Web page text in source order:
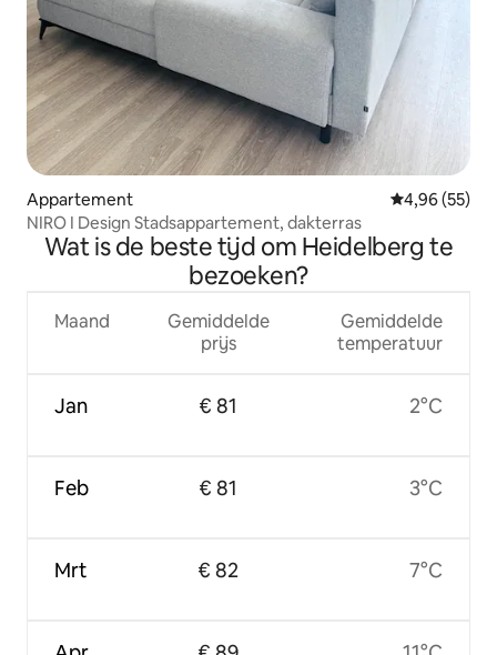
Appartement Gemiddelde
4,96 (55)
NIRO I Design Stadsappartement, dakterras
Wat is de beste tijd om Heidelberg te
bezoeken?
Maand
Jan
Feb
Mrt
Gemiddelde
prijs
€ 81
€ 81
€ 82
Gemiddelde
temperatuur
2°C
3°C
7°C